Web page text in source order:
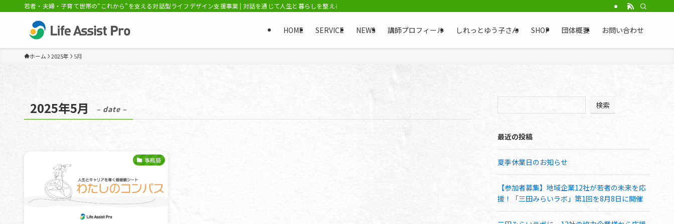
若者・夫婦・子育て世帯の“これから”を支える対話型ライフデザイン支援事業 | 対話を通じて人生と暮らしを整える「ライフアシストプロ」 / NPO法人ひと・コネクト兵庫
HOME SERVICE NEWS 講師プロフィール しれっとゆう子さん SHOP 団体概要 お問い合わせ
ホーム 2025年 5月
2025年5月 – date –
事務局
検索
最近の投稿
夏季休業日のお知らせ
【参加者募集】地域企業12社が若者の未来を応
援！「三田みらいラボ」第1回を8月8日に開催